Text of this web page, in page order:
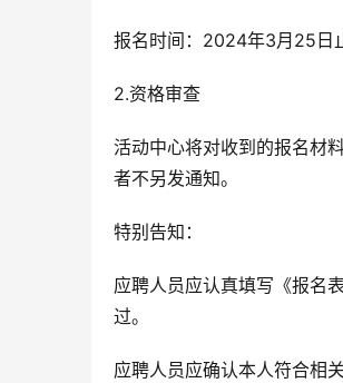
报名时间：2024年3月25日
2.资格审查
活动中心将对收到的报名材
者不另发通知。
特别告知：
应聘人员应认真填写《报名
过。
应聘人员应确认本人符合相